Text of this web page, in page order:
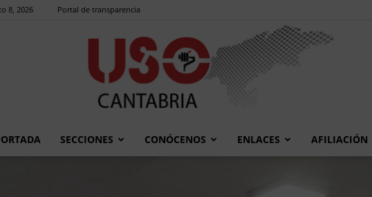
8, 2026 Portal de transparencia
SECCIONES CONÓCENOS ENLACES AFILIACIÓN